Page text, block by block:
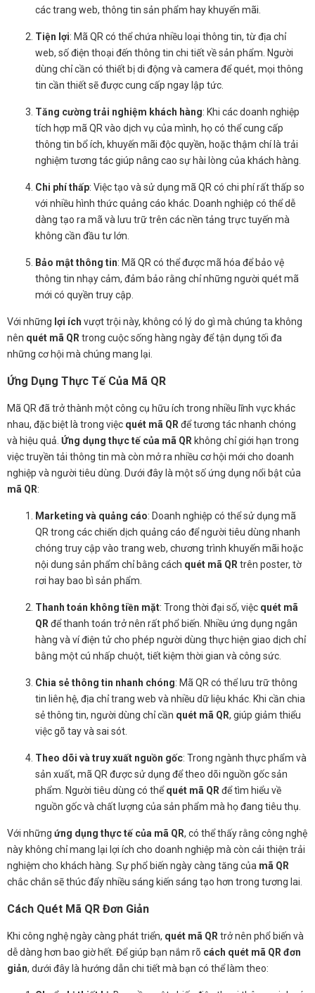
các trang web, thông tin sản phẩm hay khuyến mãi.
Tiện lợi: Mã QR có thể chứa nhiều loại thông tin, từ địa chỉ
web, số điện thoại đến thông tin chi tiết về sản phẩm. Người
dùng chỉ cần có thiết bị di động và camera để quét, mọi thông
tin cần thiết sẽ được cung cấp ngay lập tức.
Tăng cường trải nghiệm khách hàng: Khi các doanh nghiệp
tích hợp mã QR vào dịch vụ của mình, họ có thể cung cấp
thông tin bổ ích, khuyến mãi độc quyền, hoặc thậm chí là trải
nghiệm tương tác giúp nâng cao sự hài lòng của khách hàng.
Chi phí thấp: Việc tạo và sử dụng mã QR có chi phí rất thấp so
với nhiều hình thức quảng cáo khác. Doanh nghiệp có thể dễ
dàng tạo ra mã và lưu trữ trên các nền tảng trực tuyến mà
không cần đầu tư lớn.
Bảo mật thông tin: Mã QR có thể được mã hóa để bảo vệ
thông tin nhạy cảm, đảm bảo rằng chỉ những người quét mã
mới có quyền truy cập.
Với những lợi ích vượt trội này, không có lý do gì mà chúng ta không
nên quét mã QR trong cuộc sống hàng ngày để tận dụng tối đa
những cơ hội mà chúng mang lại.
Ứng Dụng Thực Tế Của Mã QR
Mã QR đã trở thành một công cụ hữu ích trong nhiều lĩnh vực khác
nhau, đặc biệt là trong việc quét mã QR để tương tác nhanh chóng
và hiệu quả. Ứng dụng thực tế của mã QR không chỉ giới hạn trong
việc truyền tải thông tin mà còn mở ra nhiều cơ hội mới cho doanh
nghiệp và người tiêu dùng. Dưới đây là một số ứng dụng nổi bật của
mã QR:
Marketing và quảng cáo: Doanh nghiệp có thể sử dụng mã
QR trong các chiến dịch quảng cáo để người tiêu dùng nhanh
chóng truy cập vào trang web, chương trình khuyến mãi hoặc
nội dung sản phẩm chỉ bằng cách quét mã QR trên poster, tờ
rơi hay bao bì sản phẩm.
Thanh toán không tiền mặt: Trong thời đại số, việc quét mã
QR để thanh toán trở nên rất phổ biến. Nhiều ứng dụng ngân
hàng và ví điện tử cho phép người dùng thực hiện giao dịch chỉ
bằng một cú nhấp chuột, tiết kiệm thời gian và công sức.
Chia sẻ thông tin nhanh chóng: Mã QR có thể lưu trữ thông
tin liên hệ, địa chỉ trang web và nhiều dữ liệu khác. Khi cần chia
sẻ thông tin, người dùng chỉ cần quét mã QR, giúp giảm thiểu
việc gõ tay và sai sót.
Theo dõi và truy xuất nguồn gốc: Trong ngành thực phẩm và
sản xuất, mã QR được sử dụng để theo dõi nguồn gốc sản
phẩm. Người tiêu dùng có thểquét mã QR để tìm hiểu về
nguồn gốc và chất lượng của sản phẩm mà họ đang tiêu thụ.
Với những ứng dụng thực tế của mã QR, có thể thấy rằng công nghệ
này không chỉ mang lại lợi ích cho doanh nghiệp mà còn cải thiện trải
nghiệm cho khách hàng. Sự phổ biến ngày càng tăng của mã QR
chắc chắn sẽ thúc đẩy nhiều sáng kiến sáng tạo hơn trong tương lai.
Cách Quét Mã QR Đơn Giản
Khi công nghệ ngày càng phát triển, quét mã QR trở nên phổ biến và
dễ dàng hơn bao giờ hết. Để giúp bạn nắm rõ cách quét mã QR đơn
giản, dưới đây là hướng dẫn chi tiết mà bạn có thể làm theo: